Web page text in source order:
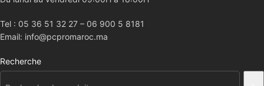
Tel : 05 36 51 32 27 – 06 900 5 8181
Email: info@pcpromaroc.ma
Recherche